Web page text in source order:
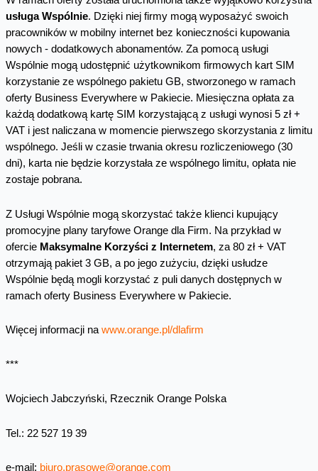
usługa Wspólnie. Dzięki niej firmy mogą wyposażyć swoich
pracowników w mobilny internet bez konieczności kupowania
nowych - dodatkowych abonamentów. Za pomocą usługi
Wspólnie mogą udostępnić użytkownikom firmowych kart SIM
korzystanie ze wspólnego pakietu GB, stworzonego w ramach
oferty Business Everywhere w Pakiecie. Miesięczna opłata za
każdą dodatkową kartę SIM korzystającą z usługi wynosi 5 zł +
VAT i jest naliczana w momencie pierwszego skorzystania z limitu
wspólnego. Jeśli w czasie trwania okresu rozliczeniowego (30
dni), karta nie będzie korzystała ze wspólnego limitu, opłata nie
zostaje pobrana.
Z Usługi Wspólnie mogą skorzystać także klienci kupujący
promocyjne plany taryfowe Orange dla Firm. Na przykład w
ofercie Maksymalne Korzyści z Internetem, za 80 zł + VAT
otrzymają pakiet 3 GB, a po jego zużyciu, dzięki usłudze
Wspólnie będą mogli korzystać z puli danych dostępnych w
ramach oferty Business Everywhere w Pakiecie.
Więcej informacji nawww.orange.pl/dlafirm
***
Wojciech Jabczyński, Rzecznik Orange Polska
Tel.: 22 527 19 39
e-mail: biuro.prasowe@orange.com